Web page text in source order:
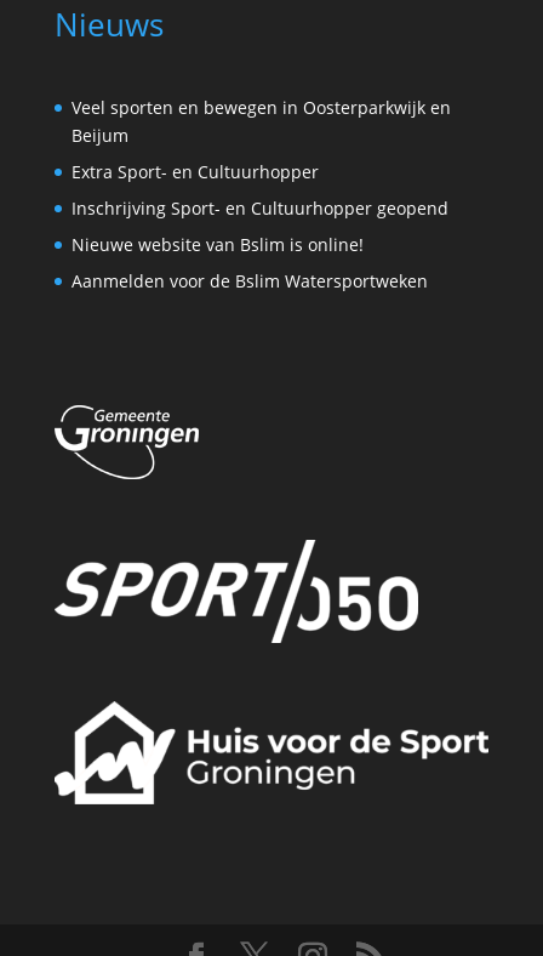
Nieuws
Veel sporten en bewegen in Oosterparkwijk en
Beijum
Extra Sport- en Cultuurhopper
Inschrijving Sport- en Cultuurhopper geopend
Nieuwe website van Bslim is online!
Aanmelden voor de Bslim Watersportweken